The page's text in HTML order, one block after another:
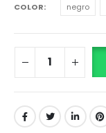
COLOR negro